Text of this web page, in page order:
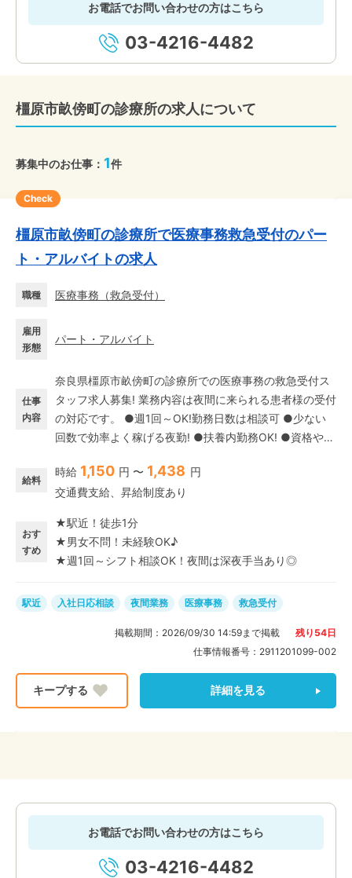
お電話でお問い合わせの方はこちら
03-4216-4482
橿原市畝傍町の診療所の求人について
募集中のお仕事： 1件
Check
橿原市畝傍町の診療所で医療事務救急受付のパー
ト・アルバイトの求人
職種 医療事務 （救急受付）
雇用
形態
パート・アルバイト
仕事
内容
奈良県橿原市畝傍町の診療所での医療事務の救急受付ス
タッフ求人募集! 業務内容は夜間に来られる患者様の受付
の対応です。 ●週1回～OK!勤務日数は相談可 ●少ない
回数で効率よく稼げる夜勤! ●扶養内勤務OK! ●資格や経
にムリなくお仕事★”が叶う夜間帯のパート求人です。
趣味や自分の時間も大事にしたい方にもピッタリ♪ 深夜
率よく収入を得られます◎ 未経験の方でも安心のサポー
ト体制あり◎先輩社員と一緒に仕事をしていただくの
で、経験のない方も安心してスタートしていただけます!
給料
時給 1,150 円 〜 1,438 円
交通費支給、昇給制度あり
おす
すめ
★駅近！徒歩1分
★男女不問！未経験OK♪
★週1回～シフト相談OK！夜間は深夜手当あり◎
駅近 入社日応相談 夜間業務 医療事務 救急受付
掲載期間： 2026/09/30 14:59まで掲載 残り 54日
仕事情報番号： 2911201099-002
詳細を見る
お電話でお問い合わせの方はこちら
03-4216-4482